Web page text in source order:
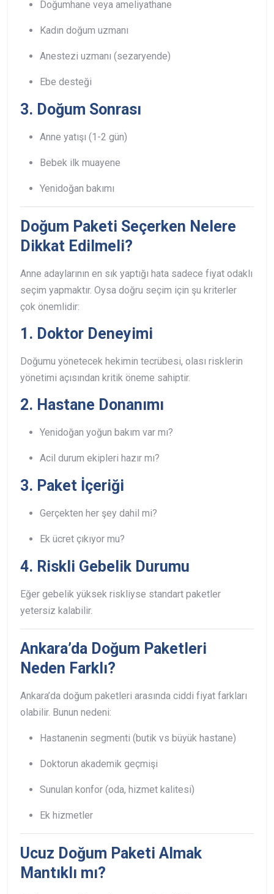
Doğumhane veya ameliyathane
Kadın doğum uzmanı
Anestezi uzmanı (sezaryende)
Ebe desteği
3. Doğum Sonrası
Anne yatışı (1-2 gün)
Bebek ilk muayene
Yenidoğan bakımı
Doğum Paketi Seçerken Nelere
Dikkat Edilmeli?
Anne adaylarının en sık yaptığı hata sadece fiyat odaklı
seçim yapmaktır. Oysa doğru seçim için şu kriterler
çok önemlidir:
1. Doktor Deneyimi
Doğumu yönetecek hekimin tecrübesi, olası risklerin
yönetimi açısından kritik öneme sahiptir.
2. Hastane Donanımı
Yenidoğan yoğun bakım var mı?
Acil durum ekipleri hazır mı?
3. Paket İçeriği
Gerçekten her şey dahil mi?
Ek ücret çıkıyor mu?
4. Riskli Gebelik Durumu
Eğer gebelik yüksek riskliyse standart paketler
yetersiz kalabilir.
Ankara’da Doğum Paketleri
Neden Farklı?
Ankara’da doğum paketleri arasında ciddi fiyat farkları
olabilir. Bunun nedeni:
Hastanenin segmenti (butik vs büyük hastane)
Doktorun akademik geçmişi
Sunulan konfor (oda, hizmet kalitesi)
Ek hizmetler
Ucuz Doğum Paketi Almak
Mantıklı mı?